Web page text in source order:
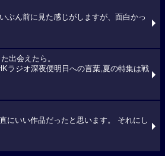
ぶん前に見た感じがしますが、面白かっ
出会えたら。
ラジオ深夜便明日への言葉,夏の特集は戦
にいい作品だったと思います。 それにし